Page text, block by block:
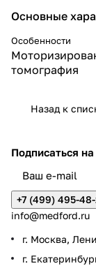
Основные
Особенности
томография
Назад к
Подписаться
+7 (499) 495-
info@medford.ru
г. Москва,
г.